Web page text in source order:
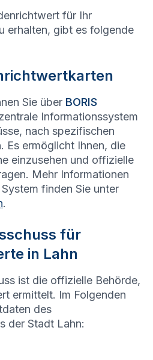
für Ihr
erhalten, gibt es folgende
Sie über BORIS
Informationssystem
nach spezifischen
Es ermöglicht Ihnen, die
einzusehen und offizielle
Mehr Informationen
finden Sie unter
.
für
in Lahn
ist die offizielle Behörde,
ermittelt. Im Folgenden
des
der Stadt Lahn: